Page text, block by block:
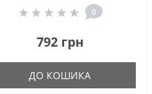
0
792 грн
ДО КОШИКА